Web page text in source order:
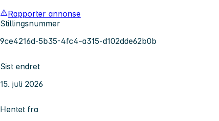
Rapporter annonse
Stillingsnummer
9ce4216d-5b35-4fc4-a315-d102dde62b0b
Sist endret
15. juli 2026
Hentet fra